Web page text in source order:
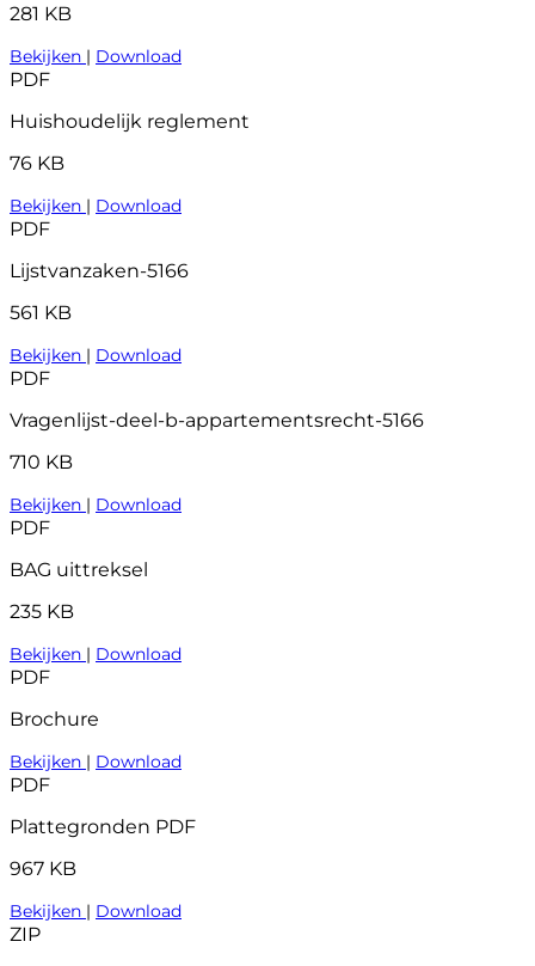
281 KB
Bekijken | Download
PDF
Huishoudelijk reglement
76 KB
Bekijken | Download
PDF
Lijstvanzaken-5166
561 KB
Bekijken | Download
PDF
Vragenlijst-deel-b-appartementsrecht-5166
710 KB
Bekijken | Download
PDF
BAG uittreksel
235 KB
Bekijken | Download
PDF
Brochure
Bekijken | Download
PDF
Plattegronden PDF
967 KB
Bekijken | Download
ZIP